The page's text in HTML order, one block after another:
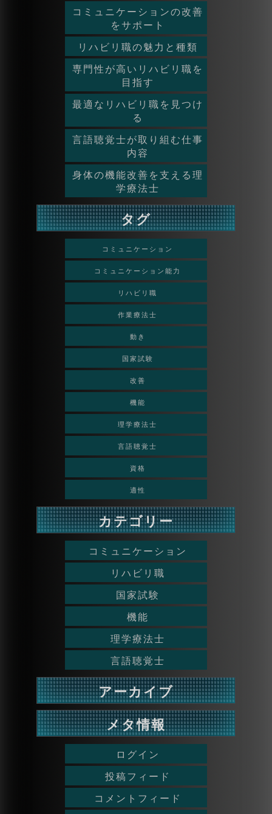
コミュニケーションの改善
をサポート
リハビリ職の魅力と種類
専門性が高いリハビリ職を
目指す
最適なリハビリ職を見つけ
る
言語聴覚士が取り組む仕事
内容
身体の機能改善を支える理
学療法士
タグ
コミュニケーション
コミュニケーション能力
リハビリ職
作業療法士
動き
国家試験
改善
機能
理学療法士
言語聴覚士
資格
適性
カテゴリー
コミュニケーション
リハビリ職
国家試験
機能
理学療法士
言語聴覚士
アーカイブ
メタ情報
ログイン
投稿フィード
コメントフィード